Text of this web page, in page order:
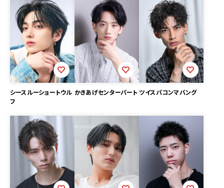
シースルーショートウル
フ
かきあげセンターパート ツイスパコンマバング